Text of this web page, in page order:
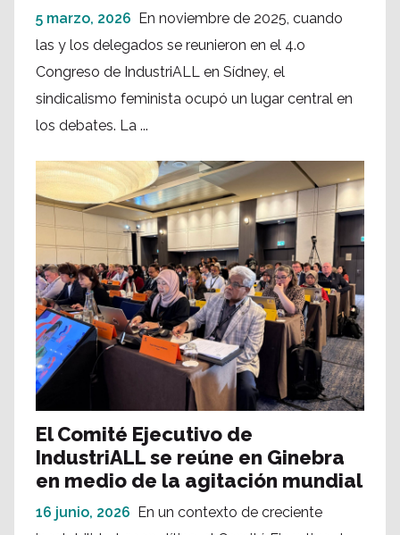
5 marzo, 2026
En noviembre de 2025, cuando
las y los delegados se reunieron en el 4.o
Congreso de IndustriALL en Sídney, el
sindicalismo feminista ocupó un lugar central en
los debates. La ...
El Comité Ejecutivo de
IndustriALL se reúne en Ginebra
en medio de la agitación mundial
16 junio, 2026
En un contexto de creciente